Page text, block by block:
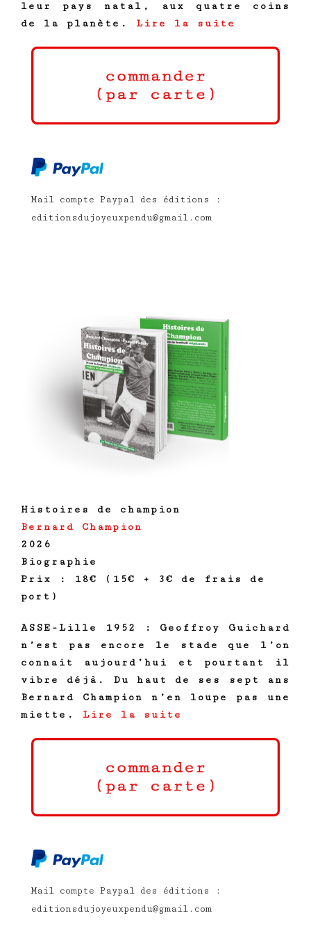
leur pays natal, aux quatre coins
de la planète. Lire la suite
Mail compte Paypal des éditions :
editionsdujoyeuxpendu@gmail.com
Histoires de champion
Bernard Champion
2026
Biographie
Prix : 18€ (15€ + 3€ de frais de
port)
ASSE-Lille 1952 : Geoffroy Guichard
n’est pas encore le stade que l’on
connait aujourd’hui et pourtant il
vibre déjà. Du haut de ses sept ans
Bernard Champion n’en loupe pas une
miette. Lire la suite
Mail compte Paypal des éditions :
editionsdujoyeuxpendu@gmail.com